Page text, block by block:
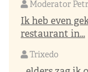
Moderator
Ik heb even
restaurant in...
Trixedo